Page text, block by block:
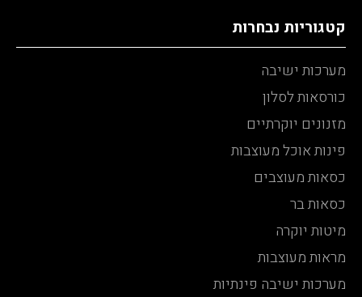
קטגוריות נבחרות
מערכות ישיבה
כורסאות לסלון
מזנונים יוקרתיים
פינות אוכל מעוצבות
כסאות מעוצבים
כסאות בר
מיטות יוקרה
מראות מעוצבות
מערכות ישיבה פינתיות